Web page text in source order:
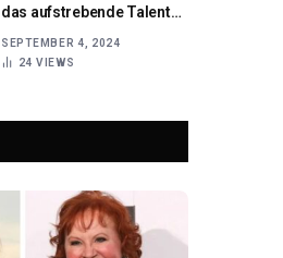
das aufstrebende Talent
SEPTEMBER 4, 2024
24 VIEWS